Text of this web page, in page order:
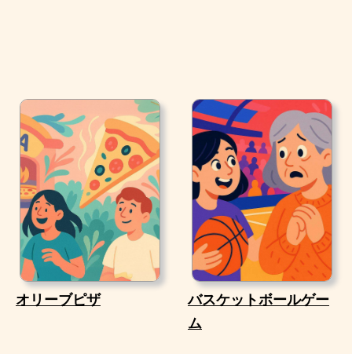
オリーブピザ
バスケットボールゲー
ム